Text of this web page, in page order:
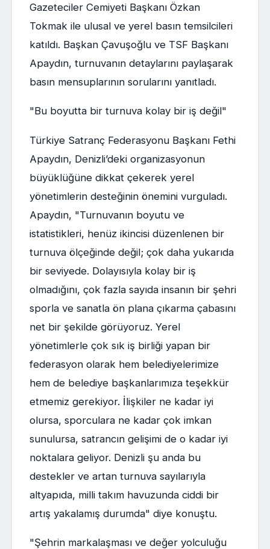
Gazeteciler Cemiyeti Başkanı Özkan
Tokmak ile ulusal ve yerel basın temsilcileri
katıldı. Başkan Çavuşoğlu ve TSF Başkanı
Apaydın, turnuvanın detaylarını paylaşarak
basın mensuplarının sorularını yanıtladı.
"Bu boyutta bir turnuva kolay bir iş değil"
Türkiye Satranç Federasyonu Başkanı Fethi
Apaydın, Denizli’deki organizasyonun
büyüklüğüne dikkat çekerek yerel
yönetimlerin desteğinin önemini vurguladı.
Apaydın, "Turnuvanın boyutu ve
istatistikleri, henüz ikincisi düzenlenen bir
turnuva ölçeğinde değil; çok daha yukarıda
bir seviyede. Dolayısıyla kolay bir iş
olmadığını, çok fazla sayıda insanın bir şehri
sporla ve sanatla ön plana çıkarma çabasını
net bir şekilde görüyoruz. Yerel
yönetimlerle çok sık iş birliği yapan bir
federasyon olarak hem belediyelerimize
hem de belediye başkanlarımıza teşekkür
etmemiz gerekiyor. İlişkiler ne kadar iyi
olursa, sporculara ne kadar çok imkan
sunulursa, satrancın gelişimi de o kadar iyi
noktalara geliyor. Denizli şu anda bu
destekler ve artan turnuva sayılarıyla
altyapıda, milli takım havuzunda ciddi bir
artış yakalamış durumda" diye konuştu.
"Şehrin markalaşması ve değer yolculuğu